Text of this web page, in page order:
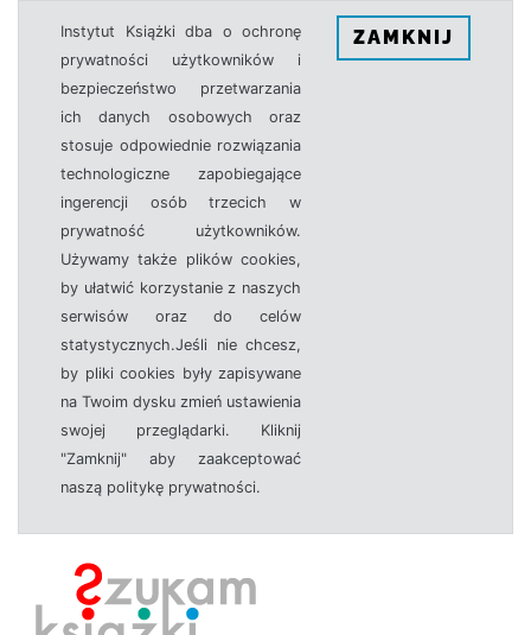
Instytut Książki dba o ochronę
prywatności użytkowników i
bezpieczeństwo przetwarzania
ich danych osobowych oraz
stosuje odpowiednie rozwiązania
technologiczne zapobiegające
ingerencji osób trzecich w
prywatność użytkowników.
Używamy także plików cookies,
by ułatwić korzystanie z naszych
serwisów oraz do celów
statystycznych.Jeśli nie chcesz,
by pliki cookies były zapisywane
na Twoim dysku zmień ustawienia
swojej przeglądarki. Kliknij
"Zamknij" aby zaakceptować
naszą politykę prywatności.
ZAMKNIJ